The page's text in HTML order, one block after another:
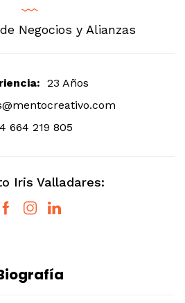
Negocios y Alianzas
23 Años
664 219 805
Iris Valladares: